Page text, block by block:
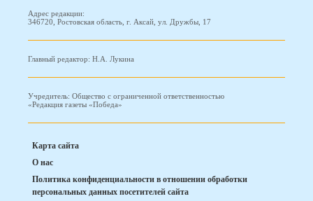
Адрес редакции:
346720, Ростовская область, г. Аксай, ул. Дружбы, 17
Главный редактор: Н.А. Лукина
Учредитель: Общество с ограниченной ответственностью
«Редакция газеты «Победа»
Карта сайта
О нас
Политика конфиденциальности в отношении обработки
персональных данных посетителей сайта